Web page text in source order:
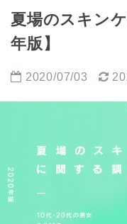
夏場のスキン
年版】
2020/07/03